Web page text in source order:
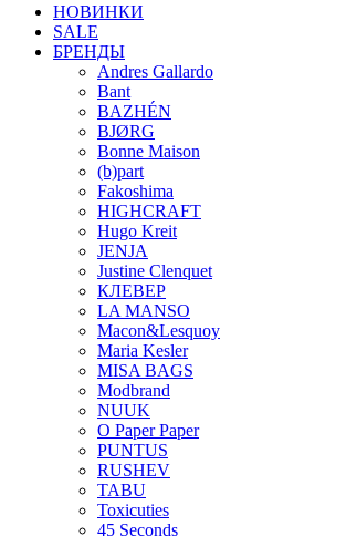
НОВИНКИ
SALE
БРЕНДЫ
Andres Gallardo
Bant
BAZHÉN
BJØRG
Bonne Maison
(b)part
Fakoshima
HIGHCRAFT
Hugo Kreit
JENJA
Justine Clenquet
КЛЕВЕР
LA MANSO
Macon&Lesquoy
Maria Kesler
MISA BAGS
Modbrand
NUUK
O Paper Paper
PUNTUS
RUSHEV
TABU
Toxicuties
45 Seconds